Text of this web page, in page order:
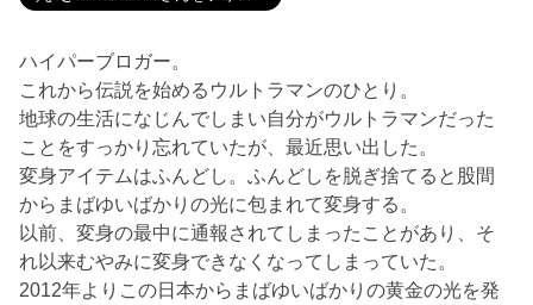
ハイパーブロガー。
これから伝説を始めるウルトラマンのひとり。
地球の生活になじんでしまい自分がウルトラマンだった
ことをすっかり忘れていたが、最近思い出した。
変身アイテムはふんどし。ふんどしを脱ぎ捨てると股間
からまばゆいばかりの光に包まれて変身する。
以前、変身の最中に通報されてしまったことがあり、そ
れ以来むやみに変身できなくなってしまっていた。
2012年よりこの日本からまばゆいばかりの黄金の光を発